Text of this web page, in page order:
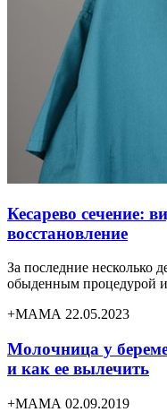
Кесарево сечение:
восстановление
За последние несколько
обыденным процедурой
+МАМА 22.05.2023
Молочница у
и как ее вылечить
+МАМА 02.09.2019